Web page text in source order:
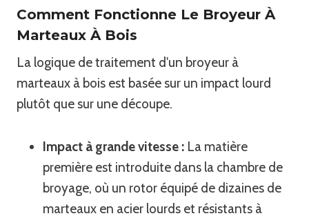
Comment Fonctionne Le Broyeur À
Marteaux À Bois
La logique de traitement d'un broyeur à
marteaux à bois est basée sur un impact lourd
plutôt que sur une découpe.
Impact à grande vitesse : La matière
première est introduite dans la chambre de
broyage, où un rotor équipé de dizaines de
marteaux en acier lourds et résistants à